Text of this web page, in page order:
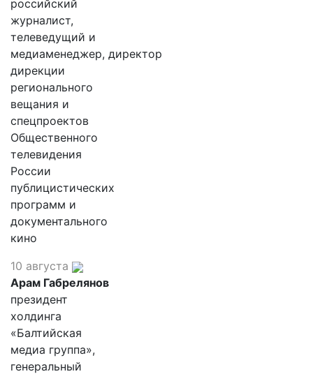
российский
журналист,
телеведущий и
медиаменеджер, директор
дирекции
регионального
вещания и
спецпроектов
Общественного
телевидения
России
публицистических
программ и
документального
кино
10 августа
Арам Габрелянов
президент
холдинга
«Балтийская
медиа группа»,
генеральный